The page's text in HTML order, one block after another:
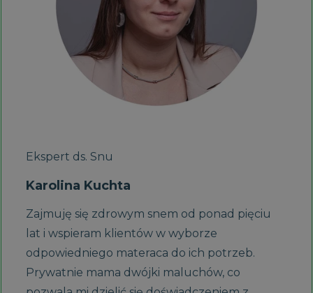
Ekspert ds. Snu
Karolina Kuchta
Zajmuję się zdrowym snem od ponad pięciu
lat i wspieram klientów w wyborze
odpowiedniego materaca do ich potrzeb.
Prywatnie mama dwójki maluchów, co